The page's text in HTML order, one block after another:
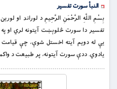
النبأ سورت تفسیر
بِسْمِ اللَّهِ الرَّحْمَنِ الرَّحِيمِ د لوراند او
تفسیر دا سورت څلوېښت آیتونه لري او
یې له دویم آیته اخستل شوې، چې قیامت
یادوي. ددې سورت آیتونه، پر طبیعت د